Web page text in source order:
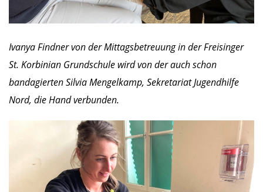
Ivanya Findner von der Mittagsbetreuung in der Freisinger
St. Korbinian Grundschule wird von der auch schon
bandagierten Silvia Mengelkamp, Sekretariat Jugendhilfe
Nord, die Hand verbunden.